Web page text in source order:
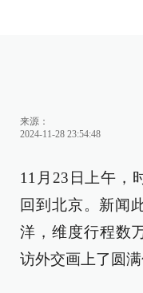
来源：
2024-11-28 23:54:48
11月23日上午，
回到北京。新闻
洋，维度行程数
访外交画上了圆